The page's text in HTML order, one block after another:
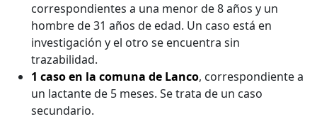
correspondientes a una menor de 8 años y un
hombre de 31 años de edad. Un caso está en
investigación y el otro se encuentra sin
trazabilidad.
1 caso en la comuna de Lanco, correspondiente a
un lactante de 5 meses. Se trata de un caso
secundario.